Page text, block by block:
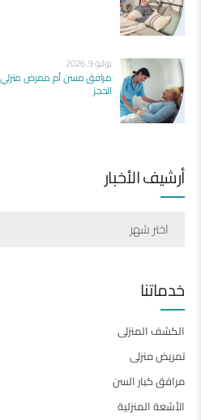
يوليو 9, 2026
مرافق مسن أم ممرض منزلي؟
الحجز
أرشيف الأخبار
اختر شهر
خدماتنا
الكشف المنزلى
تمريض منزلى
مرافق كبار السن
الأشعة المنزلية